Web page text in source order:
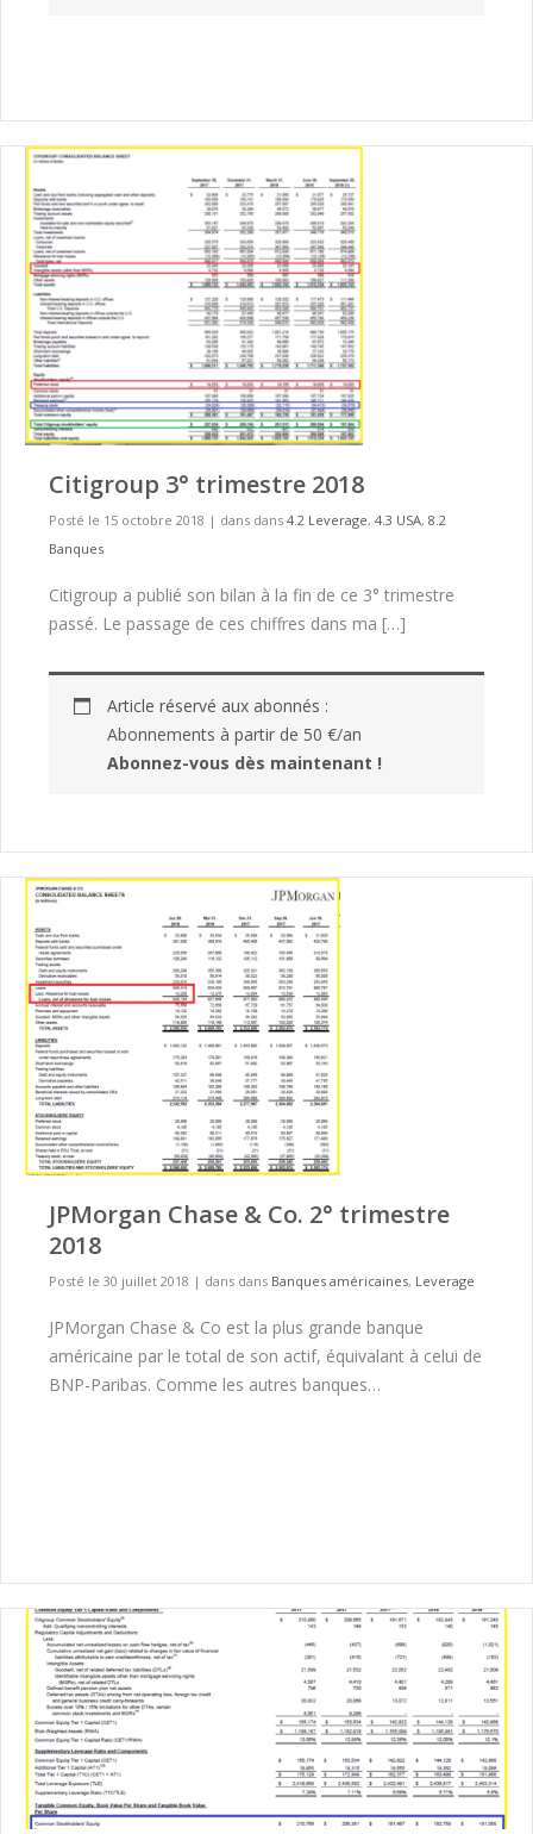
Citigroup 3° trimestre 2018
Posté le 15 octobre 2018 | dans dans 4.2 Leverage, 4.3 USA, 8.2
Banques
Citigroup a publié son bilan à la fin de ce 3° trimestre
passé. Le passage de ces chiffres dans ma […]
Article réservé aux abonnés :
Abonnements à partir de 50 €/an
Abonnez-vous dès maintenant !
JPMorgan Chase & Co. 2° trimestre
2018
Posté le 30 juillet 2018 | dans dans Banques américaines, Leverage
JPMorgan Chase & Co est la plus grande banque
américaine par le total de son actif, équivalant à celui de
BNP-Paribas. Comme les autres banques…